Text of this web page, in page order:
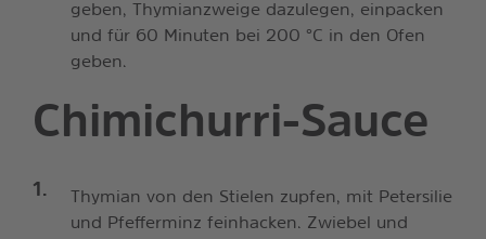
geben, Thymianzweige dazulegen, einpacken
und für 60 Minuten bei 200 °C in den Ofen
geben.
Chimichurri-Sauce
Thymian von den Stielen zupfen, mit Petersilie
und Pfefferminz feinhacken. Zwiebel und